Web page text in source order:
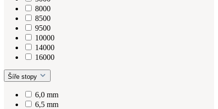
8000
8500
9500
10000
14000
16000
Šíře stopy
6,0 mm
6,5 mm